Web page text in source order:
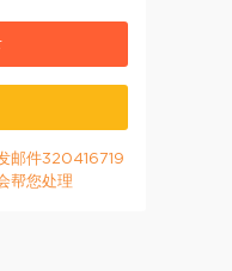
邮件320416719
帮您处理